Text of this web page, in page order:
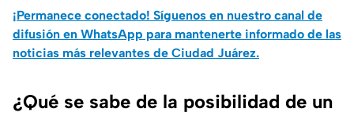
¡Permanece conectado! Síguenos en nuestro canal de
difusión en WhatsApp para mantenerte informado de las
noticias más relevantes de Ciudad Juárez.
¿Qué se sabe de la posibilidad de un